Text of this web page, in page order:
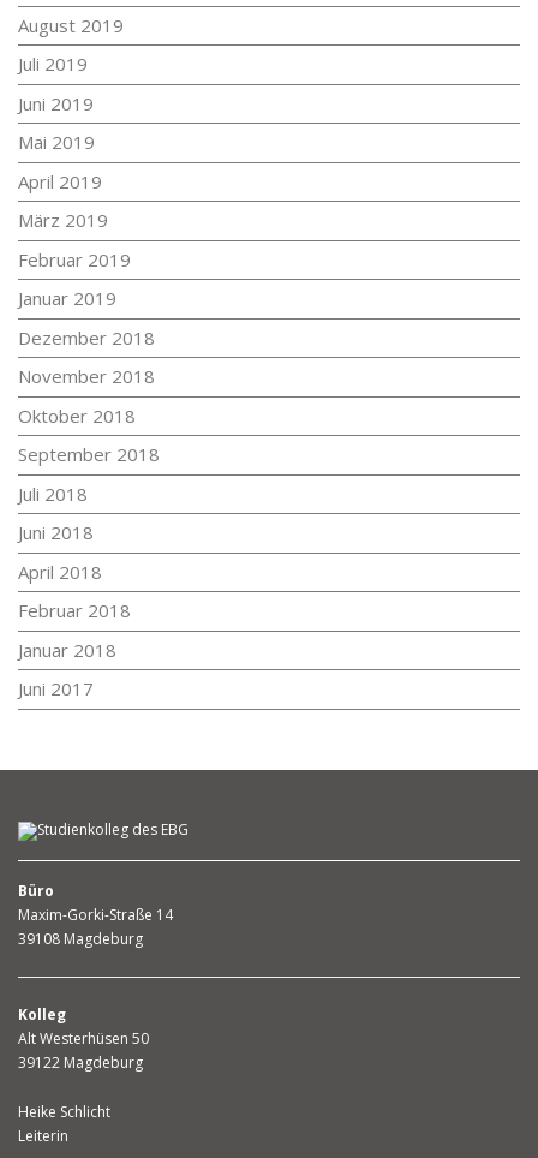
August 2019
Juli 2019
Juni 2019
Mai 2019
April 2019
März 2019
Februar 2019
Januar 2019
Dezember 2018
November 2018
Oktober 2018
September 2018
Juli 2018
Juni 2018
April 2018
Februar 2018
Januar 2018
Juni 2017
Büro
Maxim-Gorki-Straße 14
39108 Magdeburg
Kolleg
Alt Westerhüsen 50
39122 Magdeburg
Heike Schlicht
Leiterin